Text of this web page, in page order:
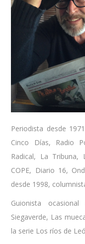
Periodista desde
Cinco Días, Radio
Radical, La Tribuna,
COPE, Diario 16,
desde 1998,
Guionista
Siegaverde, Las
la serie Los ríos de